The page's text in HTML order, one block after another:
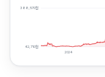
388,570원
42,710원
2024